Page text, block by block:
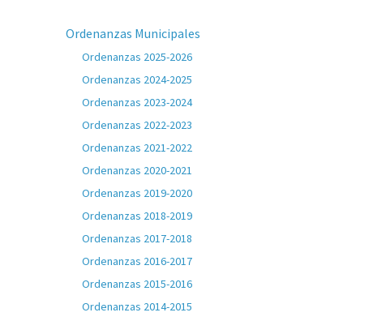
Ordenanzas Municipales
Ordenanzas 2025-2026
Ordenanzas 2024-2025
Ordenanzas 2023-2024
Ordenanzas 2022-2023
Ordenanzas 2021-2022
Ordenanzas 2020-2021
Ordenanzas 2019-2020
Ordenanzas 2018-2019
Ordenanzas 2017-2018
Ordenanzas 2016-2017
Ordenanzas 2015-2016
Ordenanzas 2014-2015